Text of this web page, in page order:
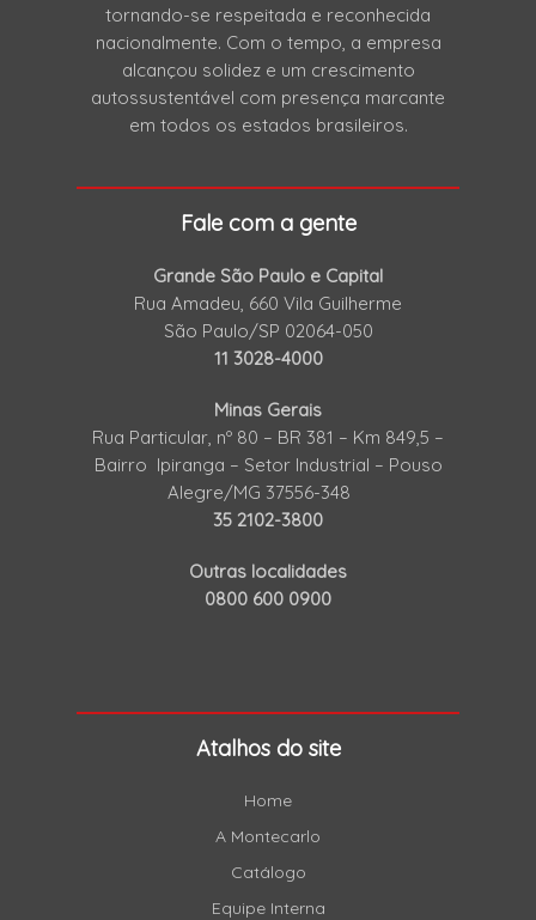
tornando-se respeitada e reconhecida
nacionalmente. Com o tempo, a empresa
alcançou solidez e um crescimento
autossustentável com presença marcante
em todos os estados brasileiros.
Fale com a gente
Grande São Paulo e Capital
Rua Amadeu, 660 Vila Guilherme
São Paulo/SP 02064-050
11 3028-4000
Minas Gerais
Rua Particular, nº 80 – BR 381 – Km 849,5 –
Bairro Ipiranga – Setor Industrial – Pouso
Alegre/MG 37556-348
35 2102-3800
Outras localidades
0800 600 0900
Atalhos do site
Home
A Montecarlo
Catálogo
Equipe Interna